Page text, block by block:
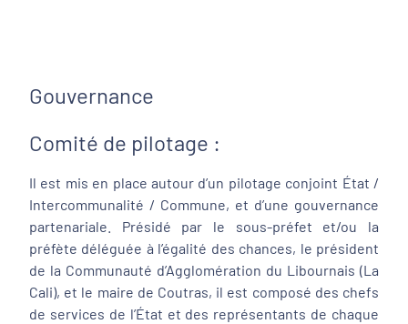
Gouvernance
Comité de pilotage :
Il est mis en place autour d’un pilotage conjoint État /
Intercommunalité / Commune, et d’une gouvernance
partenariale. Présidé par le sous-préfet et/ou la
préfète déléguée à l’égalité des chances, le président
de la Communauté d’Agglomération du Libournais (La
Cali), et le maire de Coutras, il est composé des chefs
de services de l’État et des représentants de chaque